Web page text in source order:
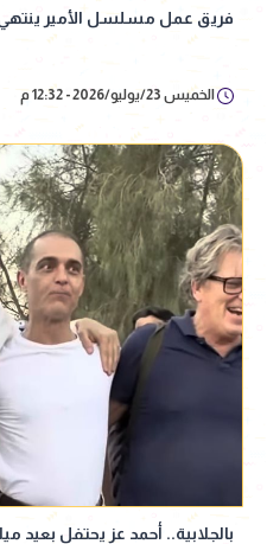
فريق عمل مسلسل الأمير
الخميس 23/يوليو/2026 - 12:32 م
بالجلابية.. أحمد عز يحتفل بعيد